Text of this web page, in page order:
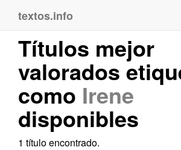
textos.info
Títulos mejor
valorados
como Irene
disponibles
1 título encontrado.